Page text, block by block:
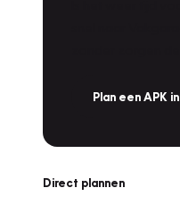
Plan een APK in
Direct plannen